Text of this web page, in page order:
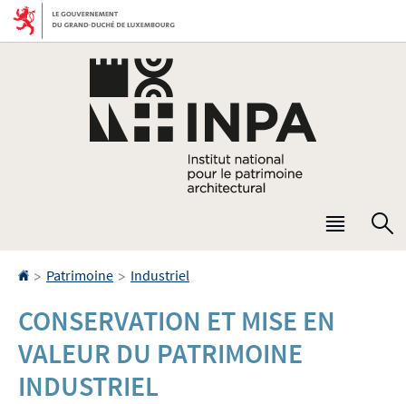
Aller
Aller
Menu
Accueil
> Patrimoine > Industriel
CONSERVATION ET MISE EN
VALEUR DU PATRIMOINE
INDUSTRIEL